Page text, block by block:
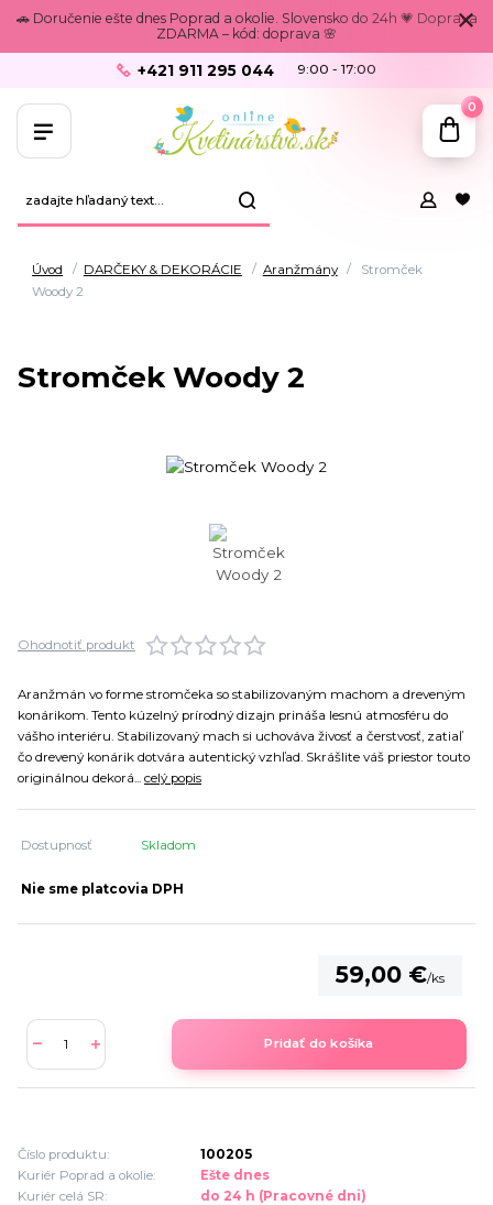
🚗 Doručenie ešte dnes Poprad a okolie. Slovensko do 24h 💗 Doprava
ZDARMA – kód: doprava 🌸
+421 911 295 044 9:00 - 17:00
0
Úvod DARČEKY & DEKORÁCIE Aranžmány
Stromček
Woody 2
Stromček Woody 2
Ohodnotiť produkt
Aranžmán vo forme stromčeka so stabilizovaným machom a dreveným
konárikom. Tento kúzelný prírodný dizajn prináša lesnú atmosféru do
vášho interiéru. Stabilizovaný mach si uchováva živosť a čerstvosť, zatiaľ
čo drevený konárik dotvára autentický vzhľad. Skrášlite váš priestor touto
originálnou dekorá... celý popis
Dostupnosť Skladom
Nie sme platcovia DPH
59,00 €/ks
Pridať do košíka
Číslo produktu:
100205
Kuriér Poprad a okolie:
Ešte dnes
Kuriér celá SR:
do 24 h (Pracovné dni)